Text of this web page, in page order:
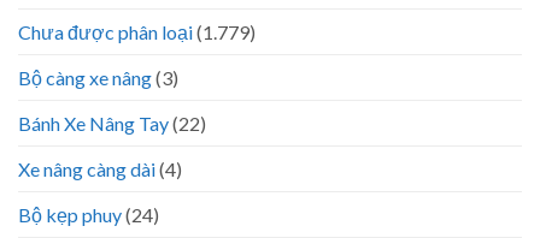
Chưa được phân loại(1.779)
Bộ càng xe nâng(3)
Bánh Xe Nâng Tay(22)
Xe nâng càng dài(4)
Bộ kẹp phuy(24)